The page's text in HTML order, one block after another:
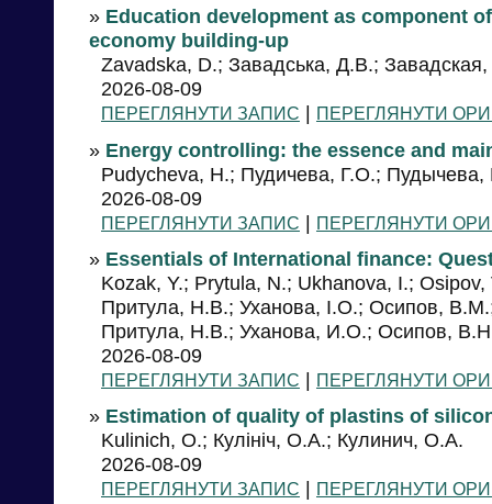
» Education development as component
economy building-up
Zavadska, D.; Завадська, Д.В.;
2026-08-09
ПЕРЕГЛЯНУТИ ЗАПИС | ПЕРЕГЛЯНУТИ
» Energy controlling: the essence and
Pudycheva, H.; Пудичева, Г.О.; Пудычева,
2026-08-09
ПЕРЕГЛЯНУТИ ЗАПИС | ПЕРЕГЛЯНУТИ
» Essentials of International finance:
Kozak, Y.; Prytula, N.; Ukhanova, I.;
Притула, Н.В.; Уханова, І.О.; Осипов,
Притула, Н.В.; Уханова, И.О.; Осипов,
2026-08-09
ПЕРЕГЛЯНУТИ ЗАПИС | ПЕРЕГЛЯНУТИ
» Estimation of quality of plastins of
Kulinich, O.; Кулініч, О.А.; Кулинич, О.А.
2026-08-09
ПЕРЕГЛЯНУТИ ЗАПИС | ПЕРЕГЛЯНУТИ